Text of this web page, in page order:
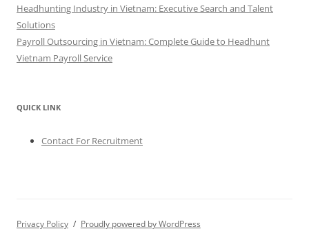
Headhunting Industry in Vietnam: Executive Search and Talent
Solutions
Payroll Outsourcing in Vietnam: Complete Guide to Headhunt
Vietnam Payroll Service
QUICK LINK
Contact For Recruitment
Privacy Policy Proudly powered by WordPress